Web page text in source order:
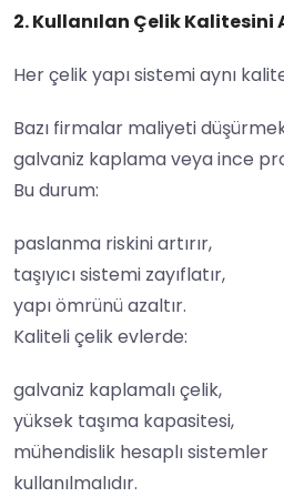
2. Kullanılan Çelik
Her çelik yapı sistemi aynı
Bazı firmalar maliyeti
galvaniz kaplama veya ince
Bu durum:
paslanma riskini artırır,
taşıyıcı sistemi zayıflatır,
yapı ömrünü azaltır.
Kaliteli çelik evlerde:
galvaniz kaplamalı çelik,
yüksek taşıma kapasitesi,
mühendislik hesaplı sistemler
kullanılmalıdır.